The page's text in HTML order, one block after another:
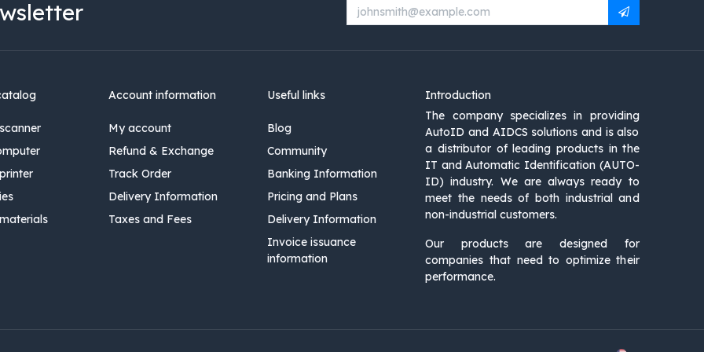
Account information
My account
Refund & Exchange
Track Order
Delivery Information
Taxes and Fees
Useful links
Blog
Community
Banking Information
Pricing and Plans
Delivery Information
Invoice issuance
information
Introduction
The company specializes in providing
AutoID and AIDCS solutions and is also
a distributor of leading products in the
IT and Automatic Identification (AUTO-
ID) industry. We are always ready to
meet the needs of both industrial and
non-industrial customers.
Our products are designed for
companies that need to optimize their
performance.